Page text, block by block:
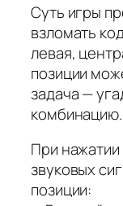
Суть игры
взломать
левая,
позиции
задача —
комбинацию.
При нажатии
звуковых
позиции: